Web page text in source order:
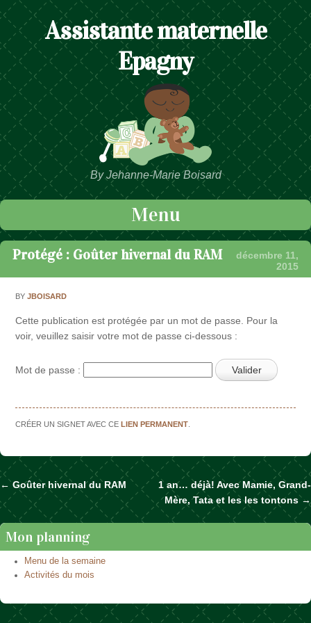
Assistante maternelle
Epagny
By Jehanne-Marie Boisard
Menu
Passer au contenu
Protégé : Goûter hivernal du RAM
décembre 11,
2015
BYJBOISARD
Cette publication est protégée par un mot de passe. Pour la
voir, veuillez saisir votre mot de passe ci-dessous :
Mot de passe :
CRÉER UN SIGNET AVEC CELIEN PERMANENT
Naviguer dans les articles
←Goûter hivernal du RAM
1 an… déjà! Avec Mamie, Grand-
Mère, Tata et les les tontons→
Mon planning
Menu de la semaine
Activités du mois